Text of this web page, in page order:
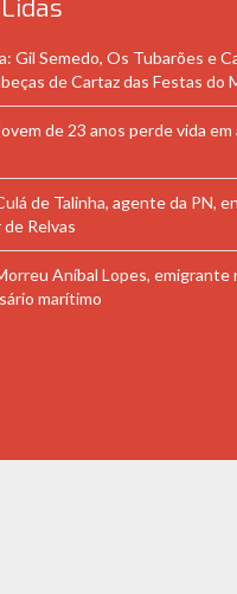
Gil Semedo, Os Tubarões e
de Cartaz das Festas do
de 23 anos perde vida
de Talinha, agente da PN,
de Relvas
Aníbal Lopes, emigrante
marítimo